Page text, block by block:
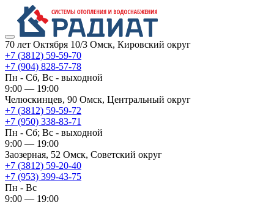
70 лет Октября 10/3 Омск, Кировский округ
+7 (3812) 59-59-70
+7 (904) 828-57-78
Пн - Сб, Вс - выходной
9:00 — 19:00
Челюскинцев, 90 Омск, ​Центральный округ
+7 (3812) 59-59-72
+7 (950) 338-83-71
Пн - Сб; Вс - выходной
9:00 — 19:00
Заозерная, 52 Омск, ​Советский округ
+7 (3812) 59-20-40
+7 (953) 399-43-75
Пн - Вс
9:00 — 19:00